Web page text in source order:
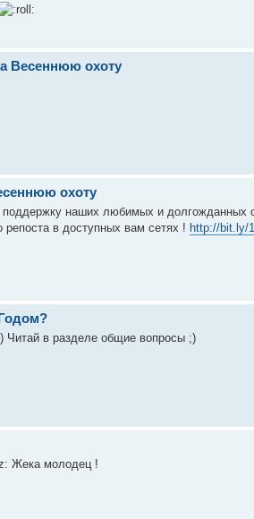
Весеннюю охоту
охоту
наших любимых и долгожданных
в доступных вам сетях ! http://bit.ly/
Читай в разделе общие вопросы ;)
Жека молодец !